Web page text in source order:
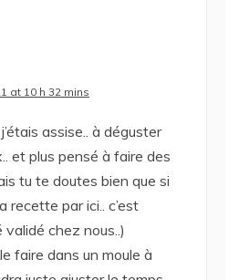
at 10 h 32 mins
assise.. à déguster
et plus pensé à faire des
tu te doutes bien que si
recette par ici.. c’est
validé chez nous..)
faire dans un moule à